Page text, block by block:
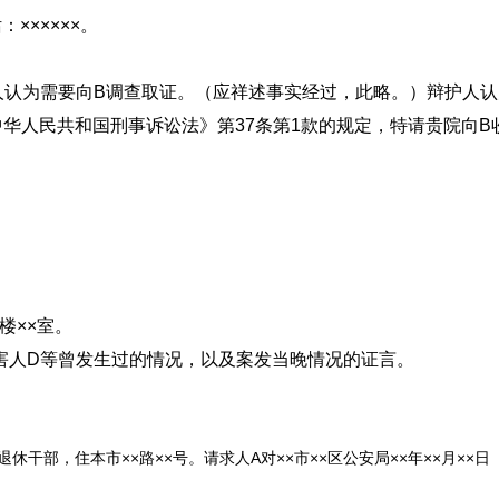
××××××。
为需要向B调查取证。（应祥述事实经过，此略。）辩护人
人民共和国刑事诉讼法》第37条第1款的规定，特请贵院向B
××室。
D等曾发生过的情况，以及案发当晚情况的证言。
部，住本市××路××号。请求人A对××市××区公安局××年××月××日